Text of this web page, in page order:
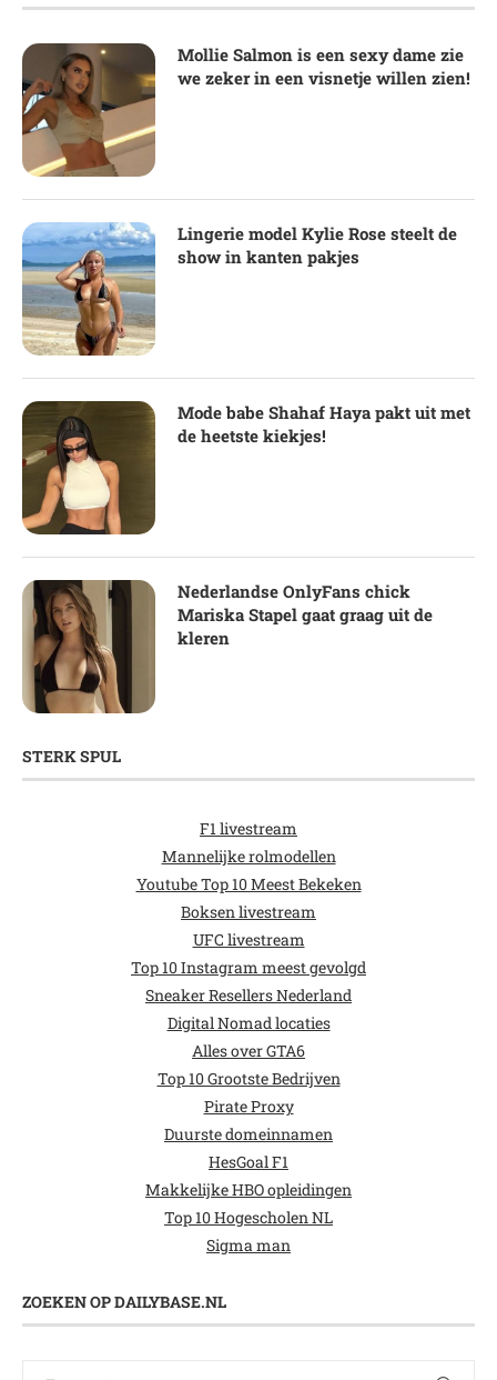
Mollie Salmon is een sexy dame zie
we zeker in een visnetje willen zien!
Lingerie model Kylie Rose steelt de
show in kanten pakjes
Mode babe Shahaf Haya pakt uit met
de heetste kiekjes!
Nederlandse OnlyFans chick
Mariska Stapel gaat graag uit de
kleren
STERK SPUL
F1 livestream
Mannelijke rolmodellen
Youtube Top 10 Meest Bekeken
Boksen livestream
UFC livestream
Top 10 Instagram meest gevolgd
Sneaker Resellers Nederland
Digital Nomad locaties
Alles over GTA6
Top 10 Grootste Bedrijven
Pirate Proxy
Duurste domeinnamen
HesGoal F1
Makkelijke HBO opleidingen
Top 10 Hogescholen NL
Sigma man
ZOEKEN OP DAILYBASE.NL